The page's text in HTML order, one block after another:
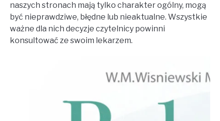
naszych stronach mają tylko charakter ogólny, mogą
być nieprawdziwe, błędne lub nieaktualne. Wszystkie
ważne dla nich decyzje czytelnicy powinni
konsultować ze swoim lekarzem.